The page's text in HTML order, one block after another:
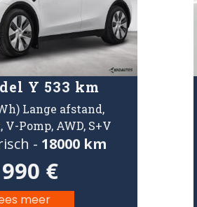
Y 533 km
Lange afstand,
Pomp, AWD, S+V
- 18000 km
€
meer